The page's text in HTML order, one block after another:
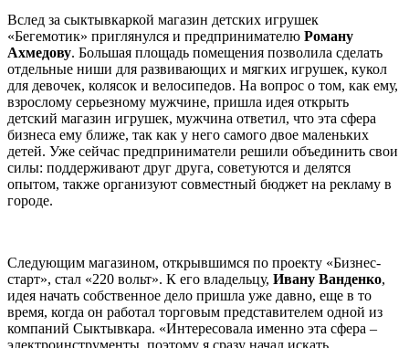
Вслед за сыктывкаркой магазин детских игрушек
«Бегемотик» приглянулся и предпринимателю Роману
Ахмедову. Большая площадь помещения позволила сделать
отдельные ниши для развивающих и мягких игрушек, кукол
для девочек, колясок и велосипедов. На вопрос о том, как ему,
взрослому серьезному мужчине, пришла идея открыть
детский магазин игрушек, мужчина ответил, что эта сфера
бизнеса ему ближе, так как у него самого двое маленьких
детей. Уже сейчас предприниматели решили объединить свои
силы: поддерживают друг друга, советуются и делятся
опытом, также организуют совместный бюджет на рекламу в
городе.
Следующим магазином, открывшимся по проекту «Бизнес-
старт», стал «220 вольт». К его владельцу, Ивану Ванденко,
идея начать собственное дело пришла уже давно, еще в то
время, когда он работал торговым представителем одной из
компаний Сыктывкара. «Интересовала именно эта сфера –